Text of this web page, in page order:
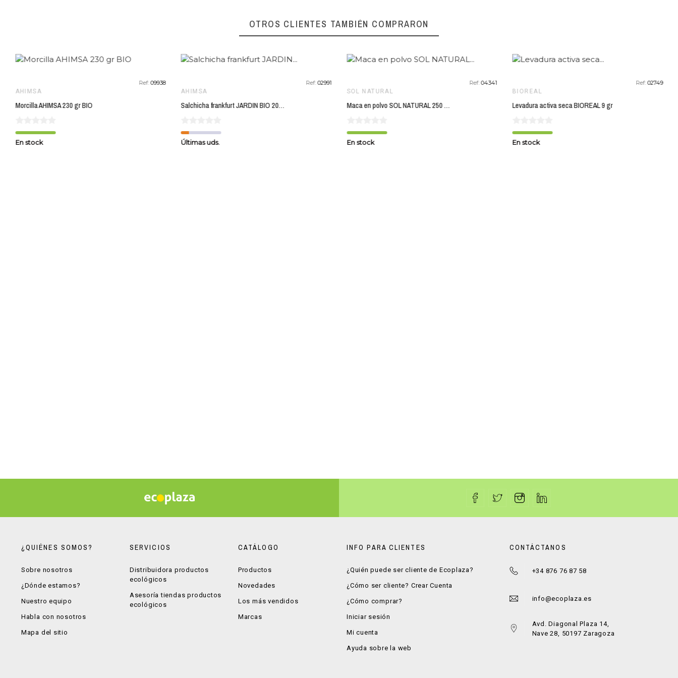
OTROS CLIENTES TAMBIÉN COMPRARON
Ref:09938
AHIMSA
Morcilla AHIMSA 230 gr BIO
En stock
Ref:02991
AHIMSA
Salchicha frankfurt JARDIN BIO 200 gr BIO
Últimas uds.
Ref:04341
SOL NATURAL
Maca en polvo SOL NATURAL 250 gr BIO
En stock
Ref:02749
BIOREAL
Levadura activa seca BIOREAL 9 gr
En stock
¿QUIÉNES SOMOS?
Sobre nosotros
¿Dónde estamos?
Nuestro equipo
Habla con nosotros
Mapa del sitio
SERVICIOS
Distribuidora productos
ecológicos
Asesoría tiendas productos
ecológicos
CATÁLOGO
Productos
Novedades
Los más vendidos
Marcas
INFO PARA CLIENTES
¿Quién puede ser cliente de Ecoplaza?
¿Cómo ser cliente? Crear Cuenta
¿Cómo comprar?
Iniciar sesión
Mi cuenta
Ayuda sobre la web
CONTÁCTANOS
+34 876 76 87 58
info@ecoplaza.es
Avd. Diagonal Plaza 14,
Nave 28, 50197 Zaragoza